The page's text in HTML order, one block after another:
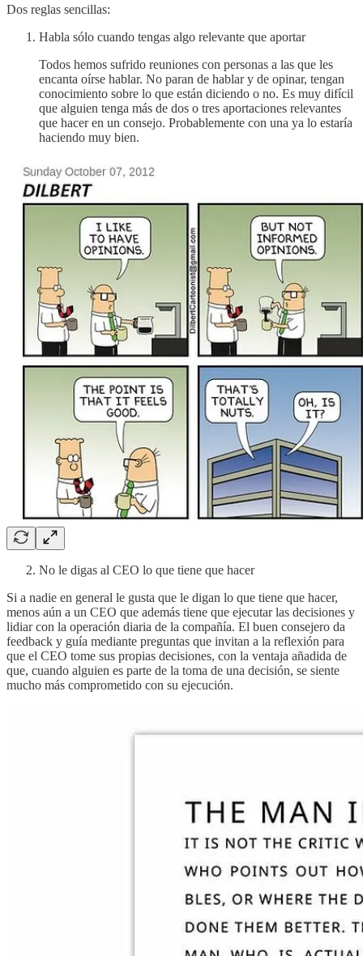
Dos reglas sencillas:
Habla sólo cuando tengas algo relevante que aportar
Todos hemos sufrido reuniones con personas a las que les
encanta oírse hablar. No paran de hablar y de opinar, tengan
conocimiento sobre lo que están diciendo o no. Es muy difícil
que alguien tenga más de dos o tres aportaciones relevantes
que hacer en un consejo. Probablemente con una ya lo estaría
haciendo muy bien.
No le digas al CEO lo que tiene que hacer
Si a nadie en general le gusta que le digan lo que tiene que hacer,
menos aún a un CEO que además tiene que ejecutar las decisiones y
lidiar con la operación diaria de la compañía. El buen consejero da
feedback y guía mediante preguntas que invitan a la reflexión para
que el CEO tome sus propias decisiones, con la ventaja añadida de
que, cuando alguien es parte de la toma de una decisión, se siente
mucho más comprometido con su ejecución.